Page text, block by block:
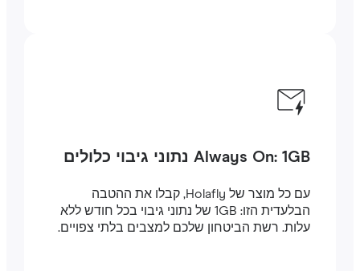
Always On: 1GB נתוני גיבוי כלולים
עם כל מוצר של Holafly, קבלו את ההטבה
הבלעדית הזו: 1GB של נתוני גיבוי בכל חודש ללא
עלות. רשת הביטחון שלכם למצבים בלתי צפויים.